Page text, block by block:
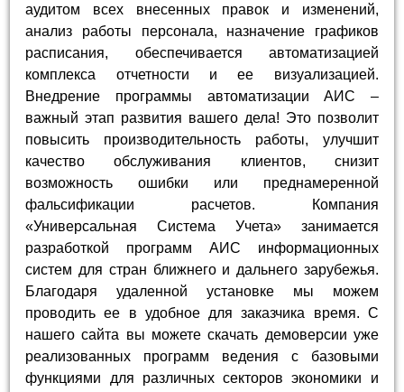
аудитом всех внесенных правок и изменений,
анализ работы персонала, назначение графиков
расписания, обеспечивается автоматизацией
комплекса отчетности и ее визуализацией.
Внедрение программы автоматизации АИС –
важный этап развития вашего дела! Это позволит
повысить производительность работы, улучшит
качество обслуживания клиентов, снизит
возможность ошибки или преднамеренной
фальсификации расчетов. Компания
«Универсальная Система Учета» занимается
разработкой программ АИС информационных
систем для стран ближнего и дальнего зарубежья.
Благодаря удаленной установке мы можем
проводить ее в удобное для заказчика время. С
нашего сайта вы можете скачать демоверсии уже
реализованных программ ведения с базовыми
функциями для различных секторов экономики и